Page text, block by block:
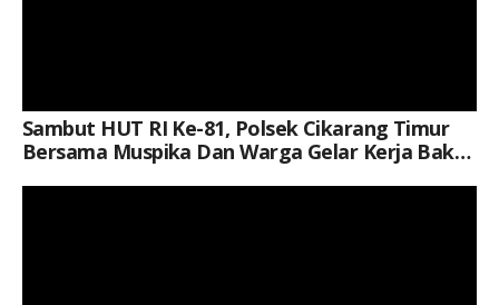
Sambut HUT RI Ke-81, Polsek Cikarang Timur
Bersama Muspika Dan Warga Gelar Kerja Bakti
Keterangan Gambar: Brigpol Jerico Pasaribu, S.H., M.H., Saat Kegiatan